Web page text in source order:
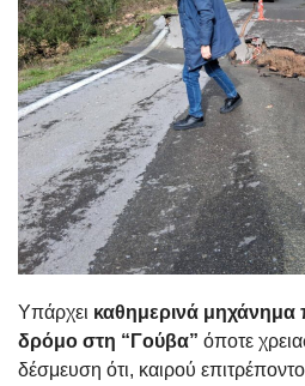
Υπάρχει καθημερινά μηχάνημα
δρόμο στη “Γούβα” όποτε
δέσμευση ότι, καιρού